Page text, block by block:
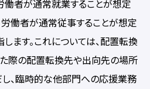
働者が通常就業することが想定
労働者が通常従事することが想定
ます。これについては、配置転換
際の配置転換先や出向先の場所
、臨時的な他部門への応援業務